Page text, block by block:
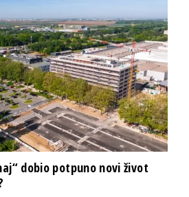
dobio potpuno novi život